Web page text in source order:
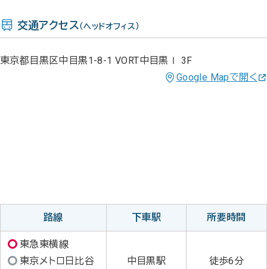
交通アクセス（ヘッドオフィス）
東京都目黒区中目黒1-8-1 VORT中目黒Ⅰ 3F
Google Mapで開く
路線 下車駅 所要時間
東急東横線
東京メトロ日比谷
中目黒駅 徒歩6分